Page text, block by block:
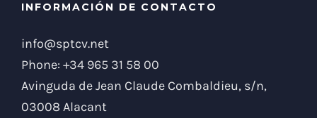
INFORMACIÓN DE CONTACTO
info@sptcv.net
Phone: +34 965 31 58 00
Avinguda de Jean Claude Combaldieu, s/n,
03008 Alacant